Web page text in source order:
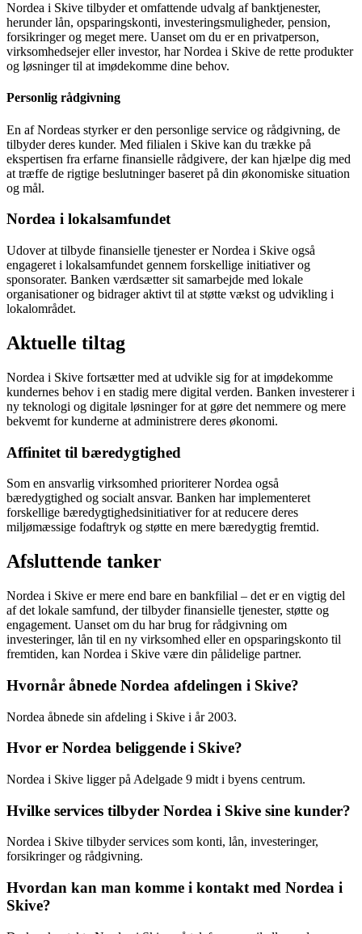
Nordea i Skive tilbyder et omfattende udvalg af banktjenester,
herunder lån, opsparingskonti, investeringsmuligheder, pension,
forsikringer og meget mere. Uanset om du er en privatperson,
virksomhedsejer eller investor, har Nordea i Skive de rette produkter
og løsninger til at imødekomme dine behov.
Personlig rådgivning
En af Nordeas styrker er den personlige service og rådgivning, de
tilbyder deres kunder. Med filialen i Skive kan du trække på
ekspertisen fra erfarne finansielle rådgivere, der kan hjælpe dig med
at træffe de rigtige beslutninger baseret på din økonomiske situation
og mål.
Nordea i lokalsamfundet
Udover at tilbyde finansielle tjenester er Nordea i Skive også
engageret i lokalsamfundet gennem forskellige initiativer og
sponsorater. Banken værdsætter sit samarbejde med lokale
organisationer og bidrager aktivt til at støtte vækst og udvikling i
lokalområdet.
Aktuelle tiltag
Nordea i Skive fortsætter med at udvikle sig for at imødekomme
kundernes behov i en stadig mere digital verden. Banken investerer i
ny teknologi og digitale løsninger for at gøre det nemmere og mere
bekvemt for kunderne at administrere deres økonomi.
Affinitet til bæredygtighed
Som en ansvarlig virksomhed prioriterer Nordea også
bæredygtighed og socialt ansvar. Banken har implementeret
forskellige bæredygtighedsinitiativer for at reducere deres
miljømæssige fodaftryk og støtte en mere bæredygtig fremtid.
Afsluttende tanker
Nordea i Skive er mere end bare en bankfilial – det er en vigtig del
af det lokale samfund, der tilbyder finansielle tjenester, støtte og
engagement. Uanset om du har brug for rådgivning om
investeringer, lån til en ny virksomhed eller en opsparingskonto til
fremtiden, kan Nordea i Skive være din pålidelige partner.
Hvornår åbnede Nordea afdelingen i Skive?
Nordea åbnede sin afdeling i Skive i år 2003.
Hvor er Nordea beliggende i Skive?
Nordea i Skive ligger på Adelgade 9 midt i byens centrum.
Hvilke services tilbyder Nordea i Skive sine kunder?
Nordea i Skive tilbyder services som konti, lån, investeringer,
forsikringer og rådgivning.
Hvordan kan man komme i kontakt med Nordea i
Skive?